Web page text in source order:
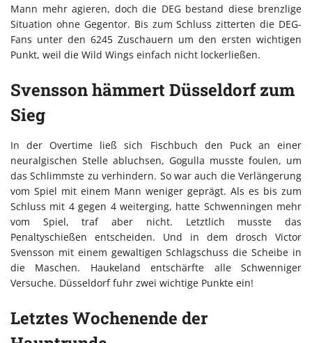
Mann mehr agieren, doch die DEG bestand diese brenzlige
Situation ohne Gegentor. Bis zum Schluss zitterten die DEG-
Fans unter den 6245 Zuschauern um den ersten wichtigen
Punkt, weil die Wild Wings einfach nicht lockerließen.
Svensson hämmert Düsseldorf zum
Sieg
In der Overtime ließ sich Fischbuch den Puck an einer
neuralgischen Stelle abluchsen, Gogulla musste foulen, um
das Schlimmste zu verhindern. So war auch die Verlängerung
vom Spiel mit einem Mann weniger geprägt. Als es bis zum
Schluss mit 4 gegen 4 weiterging, hatte Schwenningen mehr
vom Spiel, traf aber nicht. Letztlich musste das
Penaltyschießen entscheiden. Und in dem drosch Victor
Svensson mit einem gewaltigen Schlagschuss die Scheibe in
die Maschen. Haukeland entschärfte alle Schwenniger
Versuche. Düsseldorf fuhr zwei wichtige Punkte ein!
Letztes Wochenende der